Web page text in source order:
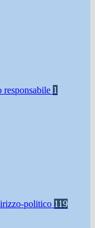
1
politico 119